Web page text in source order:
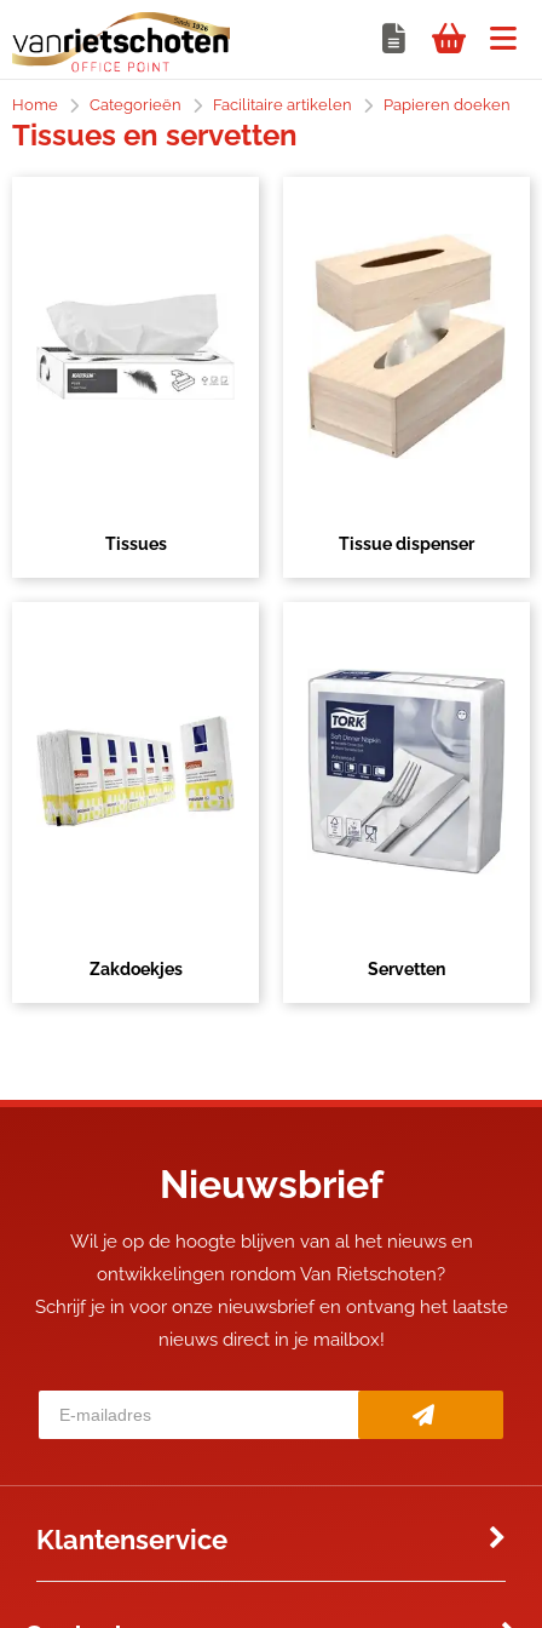
Home Categorieën Facilitaire artikelen Papieren doeken
Tissues en servetten
Tissues Tissue dispenser
Zakdoekjes Servetten
Nieuwsbrief
Wil je op de hoogte blijven van al het nieuws en
ontwikkelingen rondom Van Rietschoten?
Schrijf je in voor onze nieuwsbrief en ontvang het laatste
nieuws direct in je mailbox!
Klantenservice